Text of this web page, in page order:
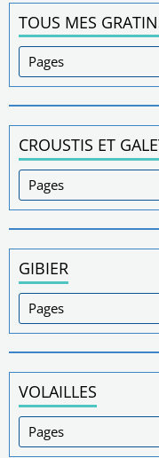
TOUS MES
CROUSTIS ET
GIBIER
VOLAILLES